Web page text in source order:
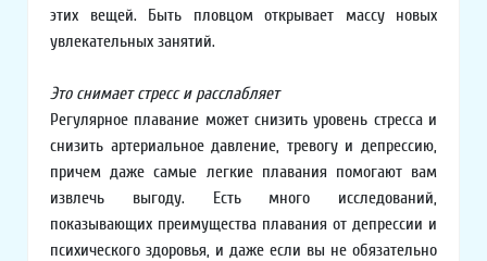
этих вещей. Быть пловцом открывает массу новых
увлекательных занятий.
Это снимает стресс и расслабляет
Регулярное плавание может снизить уровень стресса и
снизить артериальное давление, тревогу и депрессию,
причем даже самые легкие плавания помогают вам
извлечь выгоду. Есть много исследований,
показывающих преимущества плавания от депрессии и
психического здоровья, и даже если вы не обязательно